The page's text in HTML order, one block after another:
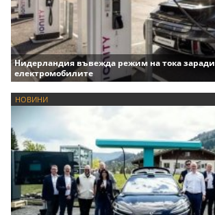
Нидерландия въвежда режим на тока заради
електромобилите
НОВИНИ